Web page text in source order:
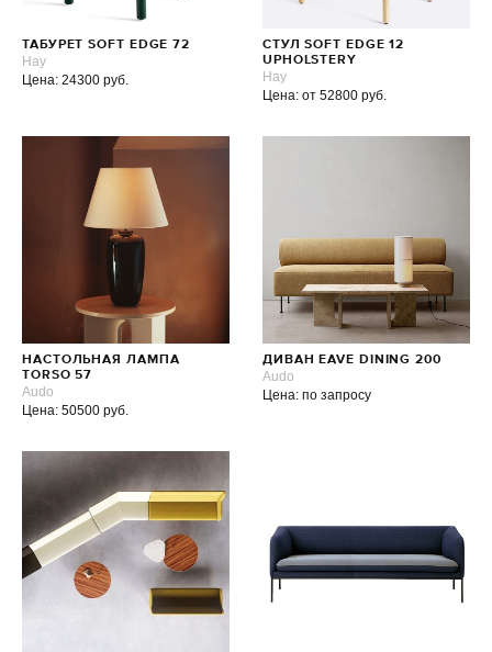
ТАБУРЕТ SOFT EDGE 72
Hay
Цена: 24300 руб.
СТУЛ SOFT EDGE 12
UPHOLSTERY
Hay
Цена: от 52800 руб.
НАСТОЛЬНАЯ ЛАМПА
TORSO 57
Audo
Цена: 50500 руб.
ДИВАН EAVE DINING 200
Audo
Цена: по запросу